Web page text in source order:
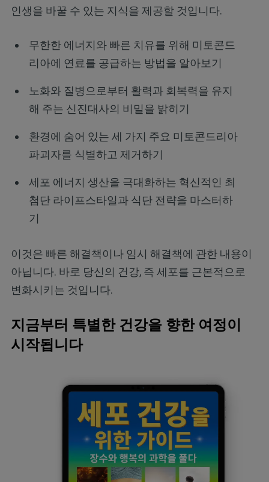
인생을 바꿀 수 있는 지식을 제공할 것입니다.
무한한 에너지와 빠른 치유를 위해 미토콘드
리아에 연료를 공급하는 방법을 알아보기
노화와 질병으로부터 활력과 회복력을 유지
해 주는 신진대사의 비밀을 밝히기
환경에 숨어 있는 세 가지 주요 미토콘드리아
파괴자를 식별하고 제거하기
세포 에너지 생산을 극대화하는 혁신적인 최
첨단 라이프스타일과 식단 전략을 마스터하
기
이것은 빠른 해결책이나 임시 해결책에 관한 내용이
아닙니다. 바로 당신의 건강, 즉 세포를 근본적으로
변화시키는 것입니다.
지금부터 특별한 건강을 향한 여정이
시작됩니다